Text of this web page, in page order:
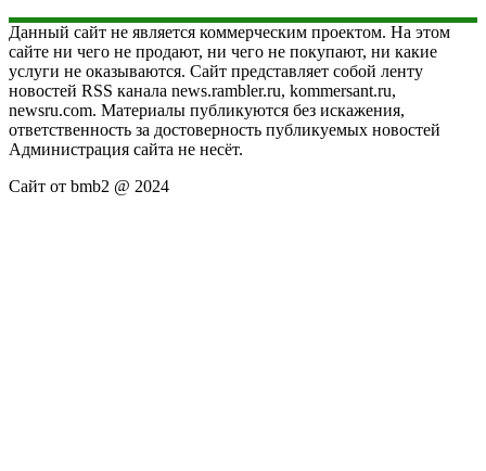
Данный сайт не является коммерческим проектом. На этом
сайте ни чего не продают, ни чего не покупают, ни какие
услуги не оказываются. Сайт представляет собой ленту
новостей RSS канала news.rambler.ru, kommersant.ru,
newsru.com. Материалы публикуются без искажения,
ответственность за достоверность публикуемых новостей
Администрация сайта не несёт.
Сайт от bmb2 @ 2024